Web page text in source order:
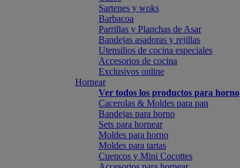
Sartenes y woks
Barbacoa
Parrillas y Planchas de Asar
Bandejas asadoras y rejillas
Utensilios de cocina especiales
Accesorios de cocina
Exclusivos online
Hornear
Ver todos los productos para horno
Cacerolas & Moldes para pan
Bandejas para horno
Sets para hornear
Moldes para horno
Moldes para tartas
Cuencos y Mini Cocottes